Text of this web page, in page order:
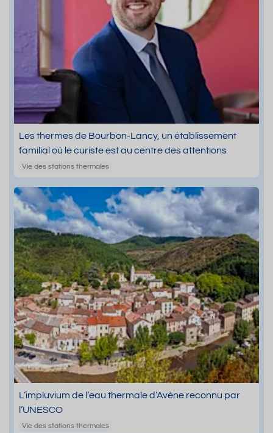
Les thermes de Bourbon-Lancy, un établissement
familial où le curiste est au centre des attentions
Vie des stations thermales
L’impluvium de l’eau thermale d’Avène reconnu par
l’UNESCO
Vie des stations thermales